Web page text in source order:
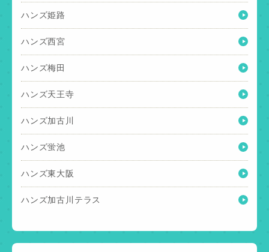
ハンズ姫路
ハンズ西宮
ハンズ梅田
ハンズ天王寺
ハンズ加古川
ハンズ蛍池
ハンズ東大阪
ハンズ加古川テラス